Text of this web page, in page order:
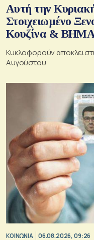
Αυτή την
Στοιχειωμένο
Κουζίνα &
Κυκλοφορούν
Αυγούστου
ΚΟΙΝΩΝΙΑ 06.08.2026, 09:26